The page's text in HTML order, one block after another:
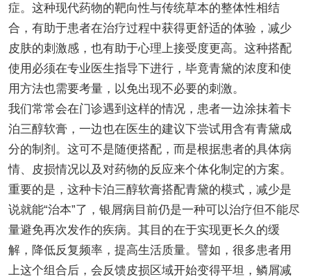
症。这种现代药物的靶向性与传统草本的整体性相结
合，有助于患者在治疗过程中获得更舒适的体验，减少
皮肤的刺激感，也有助于心理上接受度更高。这种搭配
使用必须在专业医生指导下进行，毕竟青黛的浓度和使
用方法也需要考量，以免出现不必要的刺激。
我们常常会在门诊遇到这样的情况，患者一边涂抹着卡
泊三醇软膏，一边也在医生的建议下尝试用含有青黛成
分的制剂。这可不是随便搭配，而是根据患者的具体病
情、皮损情况以及对药物的反应来个体化制定的方案。
重要的是，这种卡泊三醇软膏搭配青黛的模式，减少是
说就能“治本”了，银屑病目前仍是一种可以治疗但不能尽
量避免再次发作的疾病。其目的在于实现更长久的缓
解，降低反复频率，提高生活质量。譬如，很多患者用
上这个组合后，会反馈皮损区域开始变得平坦，鳞屑减